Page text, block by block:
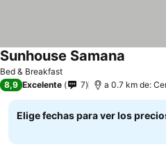
Bed & Breakfast
Sunhouse Samana
8,9 Excelente 7 a 0.7 km de:
Elige fechas para ver los